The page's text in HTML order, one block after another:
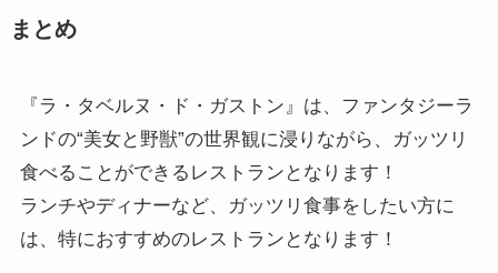
まとめ
『ラ・タベルヌ・ド・ガストン』は、ファンタジーラ
ンドの“美女と野獣”の世界観に浸りながら、ガッツリ
食べることができるレストランとなります！
ランチやディナーなど、ガッツリ食事をしたい方に
は、特におすすめのレストランとなります！